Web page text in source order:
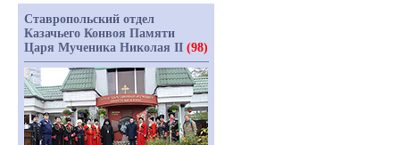
Ставропольский отдел
Казачьего Конвоя Памяти
Царя Мученика Николая II (98)